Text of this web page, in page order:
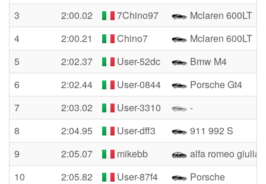
3
2:00.02 7Chino97
Mclaren 600LT
4
2:00.21 Chino7
Mclaren 600LT
5
2:02.37 User-52dc
Bmw M4
6
2:02.44 User-0844
Porsche Gt4
7
2:03.02 User-3310
-
8
2:04.95 User-dff3
911 992 S
9
2:05.07 mikebb
alfa romeo giulia
10
2:05.82 User-87f4 Porsche